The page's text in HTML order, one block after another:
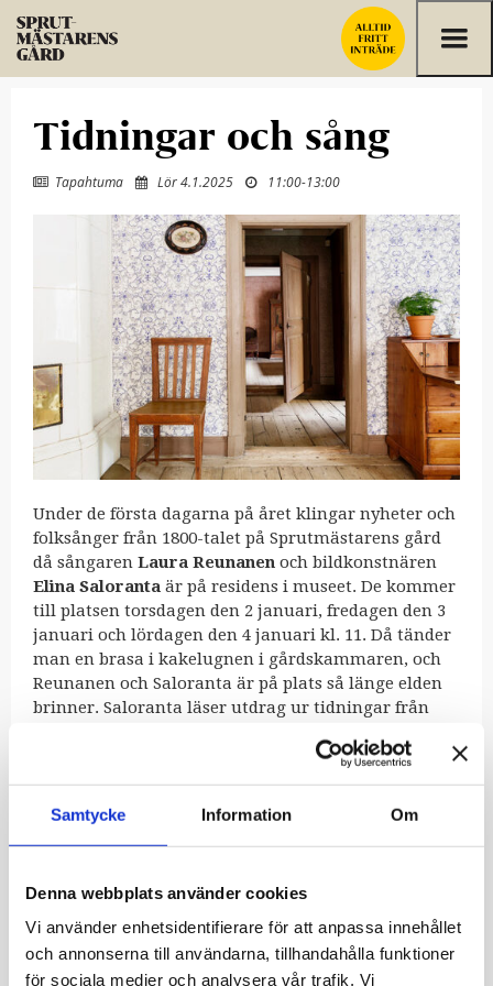
Samtycke Information Om
Denna webbplats använder cookies
Vi använder enhetsidentifierare för att anpassa innehållet
och annonserna till användarna, tillhandahålla funktioner
för sociala medier och analysera vår trafik. Vi
Tidningar och sång
 Tapahtuma  Lör 4.1.2025  11:00-13:00
Under de första dagarna på året klingar nyheter och
folksånger från 1800-talet på Sprutmästarens gård
då sångaren Laura Reunanen och bildkonstnären
Elina Saloranta är på residens i museet. De kommer
till platsen torsdagen den 2 januari, fredagen den 3
januari och lördagen den 4 januari kl. 11. Då tänder
man en brasa i kakelugnen i gårdskammaren, och
Reunanen och Saloranta är på plats så länge elden
brinner. Saloranta läser utdrag ur tidningar från
tidningsartiklarnas teman. Publiken får sätta sig
ner på golvet vid kakelugnen och sjunga med.
Föreställningarna är på finska.
Elina Saloranta är en konstnär och forskare som
skrivande vid Konstuniversitetet. Saloranta har i sitt
forskningsarbete korresponderat med människor
från 1800-talet samt ordnat evenemang som
kombinerar konst och forskning bland annat på